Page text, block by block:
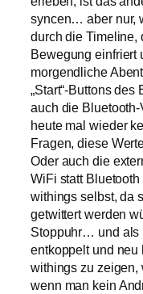
syncen… aber nur,
durch die Timeline,
Bewegung einfriert
morgendliche
„Start“-Buttons
auch die
heute mal wieder
Fragen, diese
Oder auch die
WiFi statt
withings selbst, da
getwittert werden
Stoppuhr… und als
entkoppelt und neu
withings zu zeigen,
wenn man kein